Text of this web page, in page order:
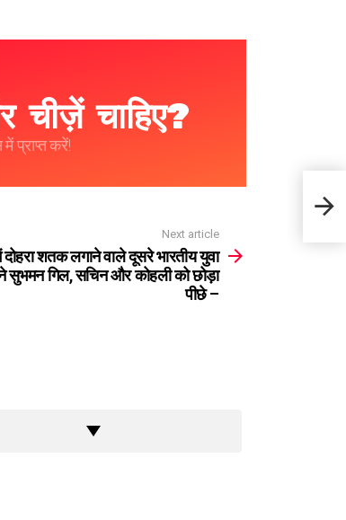
चाहिए?
प्राप्त करें!
Next article
शतक लगाने वाले दूसरे भारतीय युवा
सुभमन गिल, सचिन और कोहली को छोड़ा
पीछे –
टेस्ट
बने